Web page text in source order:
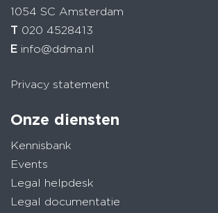
1054 SC Amsterdam
T 020 4528413
E info@ddma.nl
Privacy statement
Onze diensten
Kennisbank
Events
Legal helpdesk
Legal documentatie